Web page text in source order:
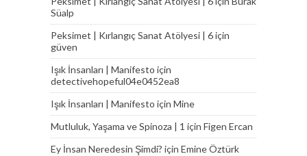
Süalp
Peksimet | Kırlangıç Sanat Atölyesi | 6için
güven
Işık İnsanları | Manifesto için
detectivehopeful04e0452ea8
Işık İnsanları | Manifesto için Mine
Mutluluk, Yaşama ve Spinoza | 1 için Figen Ercan
Ey İnsan Neredesin Şimdi? için Emine Öztürk